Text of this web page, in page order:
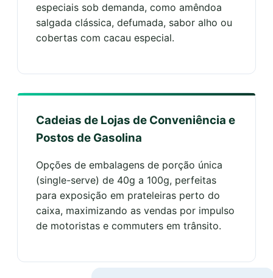
especiais sob demanda, como amêndoa
salgada clássica, defumada, sabor alho ou
cobertas com cacau especial.
Cadeias de Lojas de Conveniência e
Postos de Gasolina
Opções de embalagens de porção única
(single-serve) de 40g a 100g, perfeitas
para exposição em prateleiras perto do
caixa, maximizando as vendas por impulso
de motoristas e commuters em trânsito.